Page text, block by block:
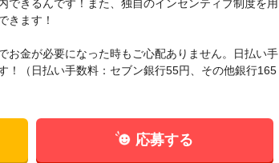
できるんです！また、独自のインセンティブ制度を用
きます！
金が必要になった時もご心配ありません。日払い手
！（日払い手数料：セブン銀行55円、その他銀行165
応募する